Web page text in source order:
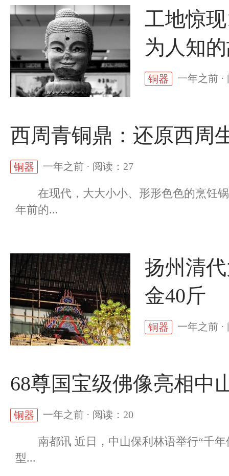
工地惊
为人知
铜器 一年之前 ·
西周青铜鼎：还原西周
铜器 一年之前 · 阅读：27
在现代，大大小小、形形色色的烹饪锅
年前的...
扬州清
金40斤
铜器 一年之前 ·
68尊国宝级佛像亮相中
铜器 一年之前 · 阅读：20
南都讯 近日，中山保利林语举行“千年
型...